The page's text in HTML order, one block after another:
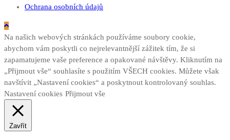
Ochrana osobních údajů
Na našich webových stránkách používáme soubory cookie,
abychom vám poskytli co nejrelevantnější zážitek tím, že si
zapamatujeme vaše preference a opakované návštěvy. Kliknutím na
„Přijmout vše“ souhlasíte s použitím VŠECH cookies. Můžete však
navštívit „Nastavení cookies“ a poskytnout kontrolovaný souhlas.
Nastavení cookies Přijmout vše
Zavřít